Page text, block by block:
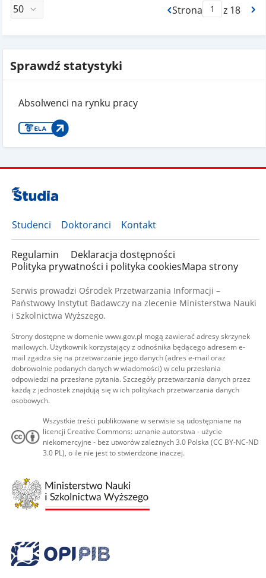
Strona
Max Stronaz 18
Sprawdź statystyki
Absolwenci na rynku pracy
Studenci Doktoranci Kontakt
Regulamin
Deklaracja dostępności
Polityka prywatności i polityka cookiesMapa strony
Serwis prowadzi Ośrodek Przetwarzania Informacji –
Państwowy Instytut Badawczy na zlecenie Ministerstwa Nauki
i Szkolnictwa Wyższego.
Strony dostępne w domenie www.gov.pl mogą zawierać adresy skrzynek
mailowych. Użytkownik korzystający z odnośnika będącego adresem e-
mail zgadza się na przetwarzanie jego danych (adres e-mail oraz
dobrowolnie podanych danych w wiadomości) w celu przesłania
odpowiedzi na przesłane pytania. Szczegóły przetwarzania danych przez
każdą z jednostek znajdują się w ich politykach przetwarzania danych
osobowych.
Wszystkie treści publikowane w serwisie są udostępniane na
licencji Creative Commons: uznanie autorstwa - użycie
niekomercyjne - bez utworów zależnych 3.0 Polska (CC BY-NC-ND
3.0 PL), o ile nie jest to stwierdzone inaczej.